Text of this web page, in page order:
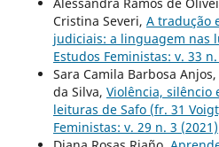
Alessandra Ramos de
Cristina Severi, A tradução
judiciais: a linguagem nas
Estudos Feministas: v. 33
Sara Camila Barbosa
da Silva, Violência, silêncio
leituras de Safo (fr. 31
Feministas: v. 29 n. 3 (2021)